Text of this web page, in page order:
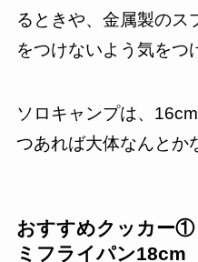
るときや、金属製のス
をつけないよう気をつ
ソロキャンプは、
つあれば大体なんとか
おすすめクッカ
ミフライパン